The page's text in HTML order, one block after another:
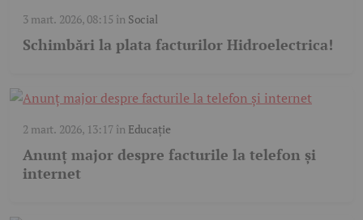
3 mart. 2026, 08:15 în Social
Schimbări la plata facturilor Hidroelectrica!
2 mart. 2026, 13:17în Educație
Anunț major despre facturile la telefon și
internet